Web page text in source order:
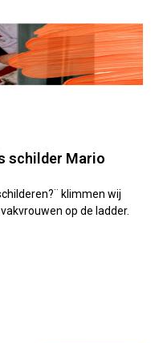
schilder Mario
klimmen wij
op de ladder.